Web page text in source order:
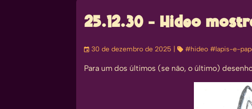
25.12.30 - Hideo
󰃭 30 de dezembro de 2025 |  #hideo #lapis-e-
Para um dos últimos (se não, o último)